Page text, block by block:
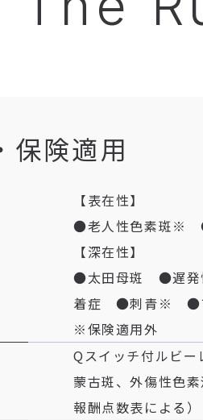
保険適用
【表在性】
●老人性色素斑
【深在性】
●太田母斑 ●遅発
着症 ●刺青※ ●ア
※保険適用外
Qスイッチ付ルビ
蒙古斑、外傷性色
報酬点数表による）